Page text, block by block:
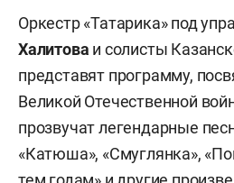
Оркестр «Татарика» под
Халитова и солисты
представят программу,
Великой Отечественной
прозвучат легендарные
«Катюша», «Смуглянка»,